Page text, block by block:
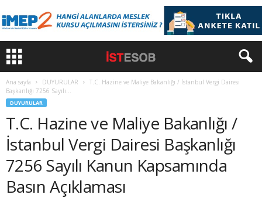
Ana sayfa DUYURULAR
T.C. Hazine ve Maliye Bakanlığı / İstanbul Vergi Dairesi
Başkanlığı 7256 Sayılı...
DUYURULAR
T.C. Hazine ve Maliye Bakanlığı /
İstanbul Vergi Dairesi Başkanlığı
7256 Sayılı Kanun Kapsamında
Basın Açıklaması